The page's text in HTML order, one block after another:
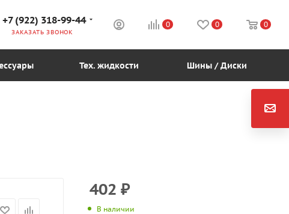
+7 (922) 318-99-44
ЗАКАЗАТЬ ЗВОНОК
0 0 0
Тех. жидкости Шины / Диски
402 ₽
В наличии